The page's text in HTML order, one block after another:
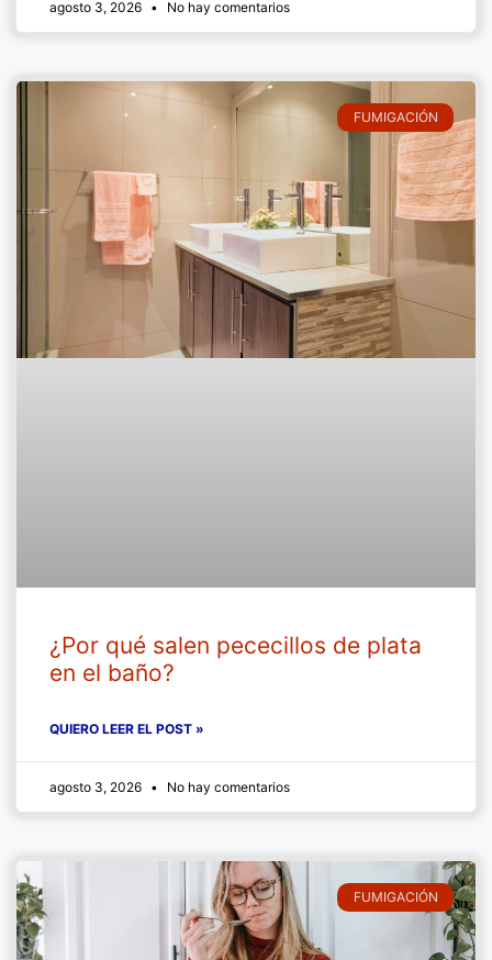
agosto 3, 2026 No hay comentarios
FUMIGACIÓN
¿Por qué salen pececillos de plata
en el baño?
QUIERO LEER EL POST »
agosto 3, 2026 No hay comentarios
FUMIGACIÓN